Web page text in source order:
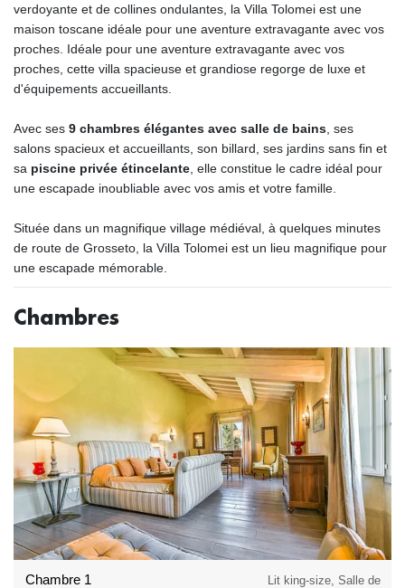
verdoyante et de collines ondulantes, la Villa Tolomei est une
maison toscane idéale pour une aventure extravagante avec vos
proches. Idéale pour une aventure extravagante avec vos
proches, cette villa spacieuse et grandiose regorge de luxe et
d'équipements accueillants.
Avec ses 9 chambres élégantes avec salle de bains , ses
salons spacieux et accueillants, son billard, ses jardins sans fin et
sa piscine privée étincelante , elle constitue le cadre idéal pour
une escapade inoubliable avec vos amis et votre famille.
Située dans un magnifique village médiéval, à quelques minutes
de route de Grosseto, la Villa Tolomei est un lieu magnifique pour
une escapade mémorable.
Chambres
Chambre 1
Lit king-size, Salle de